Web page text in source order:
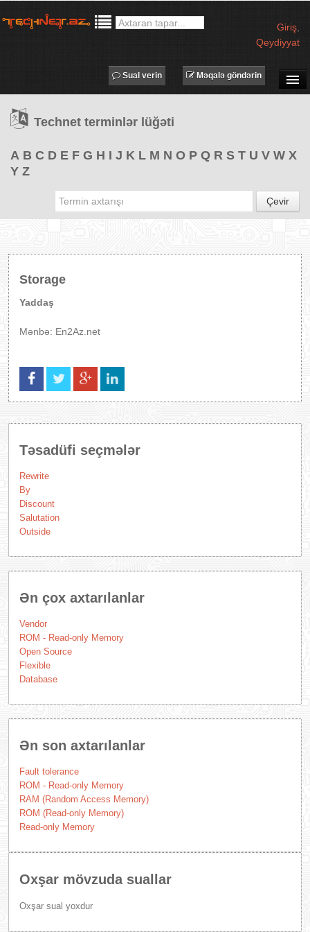
Giriş
Qeydiyyat
TƏDBİRLƏR
PROQRAMLAR
Məqalə göndərin
Sual verin
Technet terminlər lüğəti
A B C D E F G H I J K L M N O P Q R S T U V W X
Y Z
Çevir
Storage
Yaddaş
Mənbə: En2Az.net
Təsadüfi seçmələr
Rewrite
By
Discount
Salutation
Outside
Ən çox axtarılanlar
Vendor
ROM - Read-only Memory
Open Source
Flexible
Database
Ən son axtarılanlar
Fault tolerance
ROM - Read-only Memory
RAM (Random Access Memory)
ROM (Read-only Memory)
Read-only Memory
Oxşar mövzuda suallar
Oxşar sual yoxdur